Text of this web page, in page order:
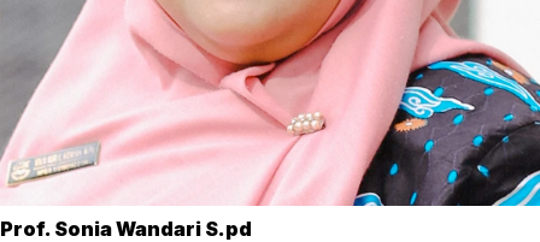
Prof. Sonia Wandari S.pd